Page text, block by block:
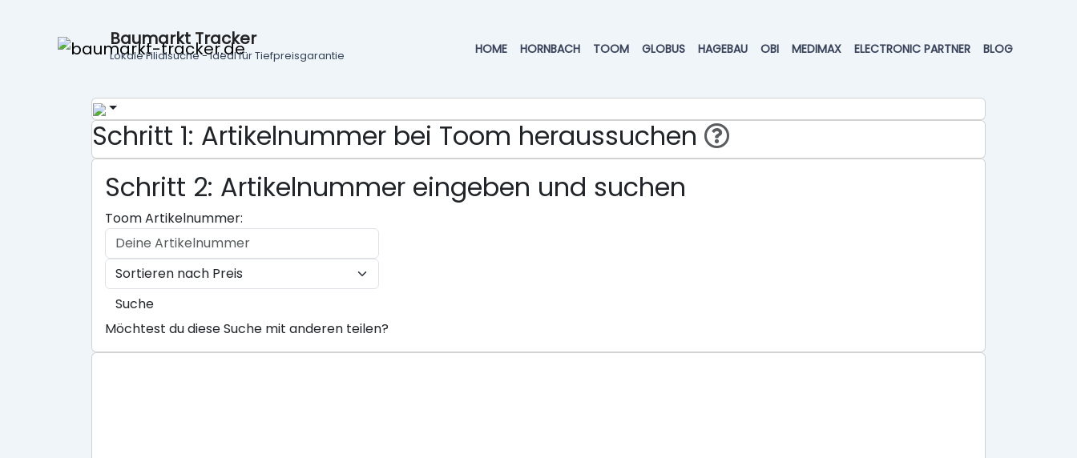
Baumarkt Tracker
Lokale Filialsuche - ideal für Tiefpreisgarantie HOME HORNBACH TOOM GLOBUS HAGEBAU OBI MEDIMAX ELECTRONIC PARTNER BLOG
Schritt 1: Artikelnummer bei Toom heraussuchen
Schritt 2: Artikelnummer eingeben und suchen
Toom Artikelnummer:
Suche
Möchtest du diese Suche mit anderen teilen?